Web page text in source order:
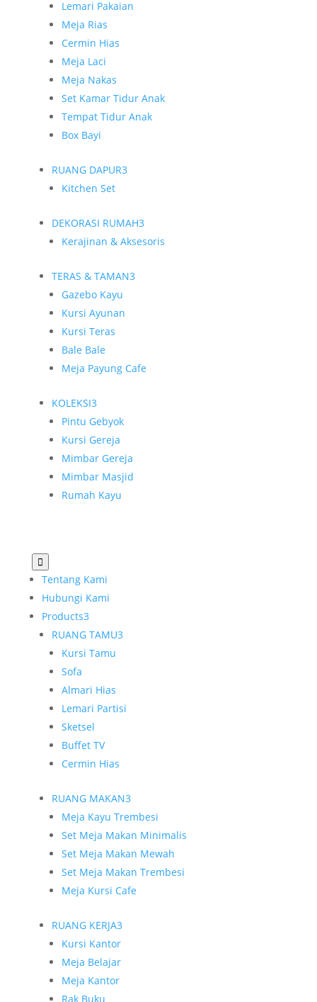
Lemari Pakaian
Meja Rias
Cermin Hias
Meja Laci
Meja Nakas
Set Kamar Tidur Anak
Tempat Tidur Anak
Box Bayi
RUANG DAPUR3
Kitchen Set
DEKORASI RUMAH3
Kerajinan & Aksesoris
TERAS & TAMAN3
Gazebo Kayu
Kursi Ayunan
Kursi Teras
Bale Bale
Meja Payung Cafe
KOLEKSI3
Pintu Gebyok
Kursi Gereja
Mimbar Gereja
Mimbar Masjid
Rumah Kayu

Tentang Kami
Hubungi Kami
Products3
RUANG TAMU3
Kursi Tamu
Sofa
Almari Hias
Lemari Partisi
Sketsel
Buffet TV
Cermin Hias
RUANG MAKAN3
Meja Kayu Trembesi
Set Meja Makan Minimalis
Set Meja Makan Mewah
Set Meja Makan Trembesi
Meja Kursi Cafe
RUANG KERJA3
Kursi Kantor
Meja Belajar
Meja Kantor
Rak Buku